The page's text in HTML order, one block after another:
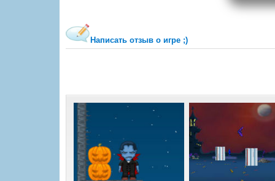
Написать отзыв о игре ;)